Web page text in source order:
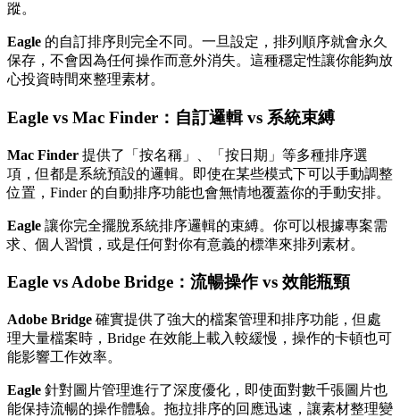
蹤。
Eagle 的自訂排序則完全不同。一旦設定，排列順序就會永久
保存，不會因為任何操作而意外消失。這種穩定性讓你能夠放
心投資時間來整理素材。
Eagle vs Mac Finder：自訂邏輯 vs 系統束縛
Mac Finder 提供了「按名稱」、「按日期」等多種排序選
項，但都是系統預設的邏輯。即使在某些模式下可以手動調整
位置，Finder 的自動排序功能也會無情地覆蓋你的手動安排。
Eagle 讓你完全擺脫系統排序邏輯的束縛。你可以根據專案需
求、個人習慣，或是任何對你有意義的標準來排列素材。
Eagle vs Adobe Bridge：流暢操作 vs 效能瓶頸
Adobe Bridge 確實提供了強大的檔案管理和排序功能，但處
理大量檔案時，Bridge 在效能上載入較緩慢，操作的卡頓也可
能影響工作效率。
Eagle 針對圖片管理進行了深度優化，即使面對數千張圖片也
能保持流暢的操作體驗。拖拉排序的回應迅速，讓素材整理變